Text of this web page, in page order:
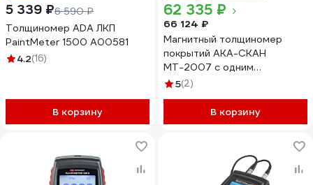
5 339 ₽6 590 ₽
Толщиномер ADA ЛКП
PaintMeter 1500 А00581
4.2(16)
В корзину
62 335 ₽
66 124 ₽
Магнитный толщиномер
покрытий АКА-СКАН
МТ-2007 с одним
преобразователем ТМ20-01
5(2)
В корзину